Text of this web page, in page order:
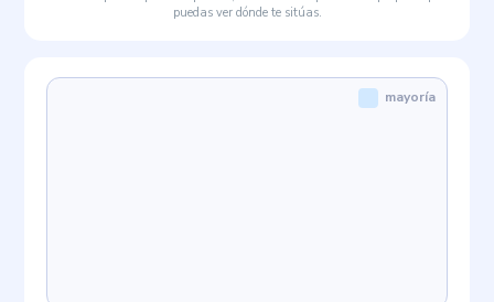
puedas ver dónde te sitúas.
mayoría